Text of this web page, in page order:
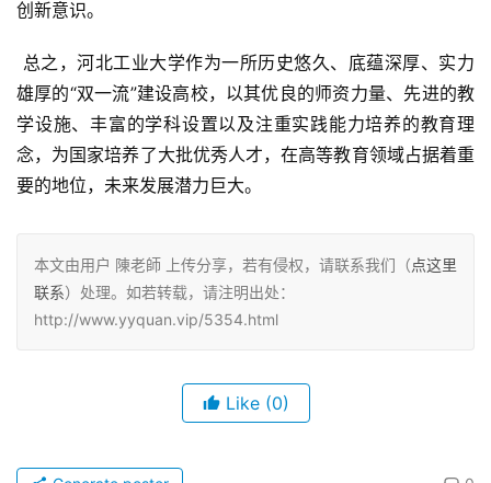
创新意识。
雄厚的“双一流”建设高校，以其优良的师资力量、先进的教
学设施、丰富的学科设置以及注重实践能力培养的教育理
念，为国家培养了大批优秀人才，在高等教育领域占据着重
要的地位，未来发展潜力巨大。
本文由用户 陳老師 上传分享，若有侵权，请联系我们（点这里
联系）处理。如若转载，请注明出处：
http://www.yyquan.vip/5354.html
Like (0)